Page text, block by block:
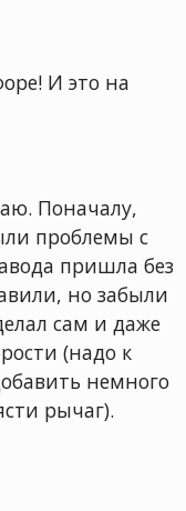
И это на
Поначалу,
проблемы с
пришла без
но забыли
сам и даже
(надо к
немного
рычаг).